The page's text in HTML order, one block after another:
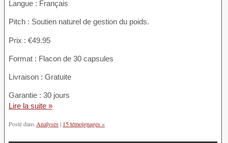
Langue : Français
Pitch : Soutien naturel de gestion du poids.
Prix : €49.95
Format : Flacon de 30 capsules
Livraison : Gratuite
Garantie : 30 jours
Lire la suite »
Posté dans Analyses| 15 témoignages »